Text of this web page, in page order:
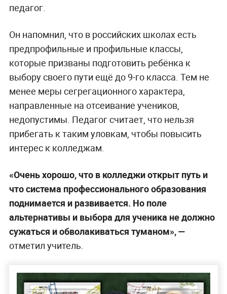
педагог.
Он напомнил, что в российских школах есть
предпрофильные и профильные классы,
которые призваны подготовить ребёнка к
выбору своего пути ещё до 9-го класса. Тем не
менее меры сегрегационного характера,
направленные на отсеивание учеников,
недопустимы. Педагог считает, что нельзя
прибегать к таким уловкам, чтобы повысить
интерес к колледжам.
«Очень хорошо, что в колледжи открыт путь и
что система профессионального образования
поднимается и развивается. Но поле
альтернативы и выбора для ученика не должно
сужаться и обволакиваться туманом», —
отметил учитель.